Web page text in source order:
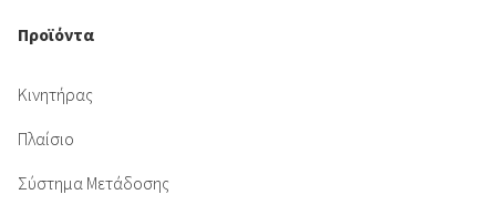
Προϊόντα
Κινητήρας
Πλαίσιο
Σύστημα Μετάδοσης